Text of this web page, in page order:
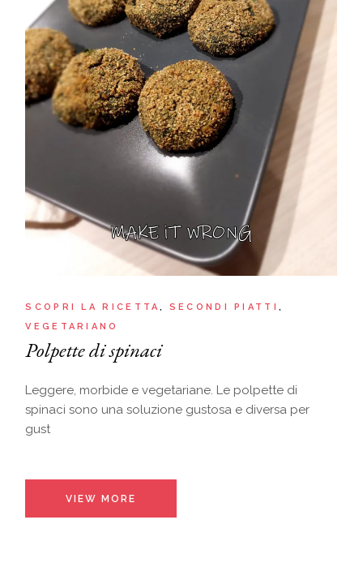
SCOPRI LA RICETTA
SECONDI PIATTI
VEGETARIANO
Polpette di spinaci
Leggere, morbide e vegetariane. Le polpette di
spinaci sono una soluzione gustosa e diversa per
gust
VIEW MORE